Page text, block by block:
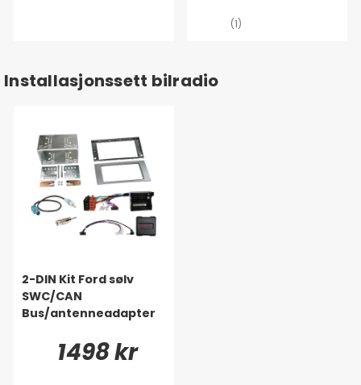
(1)
Installasjonssett bilradio
2-DIN Kit Ford sølv
SWC/CAN
Bus/antenneadapter
1498 kr